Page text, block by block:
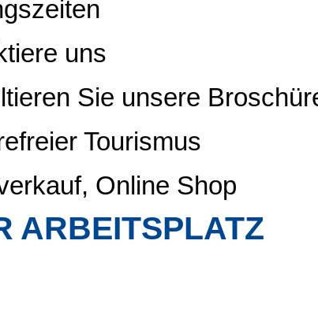
uns
Sie unsere
Tourismus
Online Shop
ARBEITSPLATZ